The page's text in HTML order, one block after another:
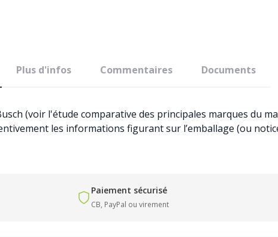
(voir l'étude comparative des principales marques du
les informations figurant sur l’emballage (ou
Plus d'infos Commentaires Documents
Paiement sécurisé
CB, PayPal ou virement